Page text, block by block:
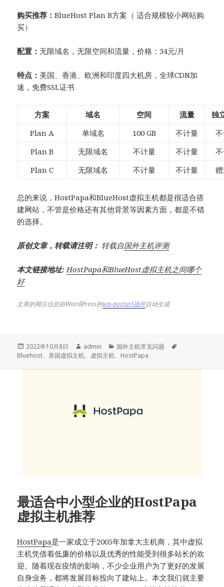
购买推荐：BlueHost Plan B方案（ 适合规模较小网站购
买）
配置：无限域名，无限空间和流量，价格：34元/月
特点： 美国、香港、欧洲和印度四大机房，全球CDN加
速，免费SSL证书
方案 域名 空间 流量
独
Plan A
单域名 100 GB 不计量
Plan B
无限域名 不计量 不计量
Plan C
无限域名 不计量 不计量
总的来说，HostPapa和BlueHost虚拟主机都是很适合搭
建网站，不管是价格还有其他背景等因素方面，都是不错
的选择。
原创文章，转载请注明： 转载自国外主机评测
本文链接地址: HostPapa和BlueHost虚拟主机之间哪个
好
文章的脚注信息由WordPress的wp-posturl插件自动生成
发
布
2022年10月8日
作
者
admin
分
类
国外主机常见问题
Bluehost、美国虚拟主机、 虚拟主机、 HostPapa
最适合中小型企业的HostPapa
虚拟主机推荐
HostPapa是一家成立于2005年加拿大主机商，其中虚拟
主机凭借着低廉的价格以及优秀的性能受到很多站长的欢
迎。随着现在疫情的影响，不少企业用户为了更好的发展
自身业务，都将发展目标投向了建站上。本文我们就主要